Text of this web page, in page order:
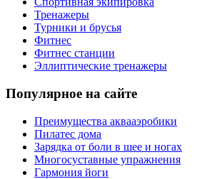
Тренажеры
Турники и брусья
Фитнес
Фитнес станции
Эллиптические тренажеры
Популярное на сайте
Преимущества аквааэробики
Пилатес дома
Зарядка от боли в шее и ногах
Многосуставные упражнения
Гармония йоги